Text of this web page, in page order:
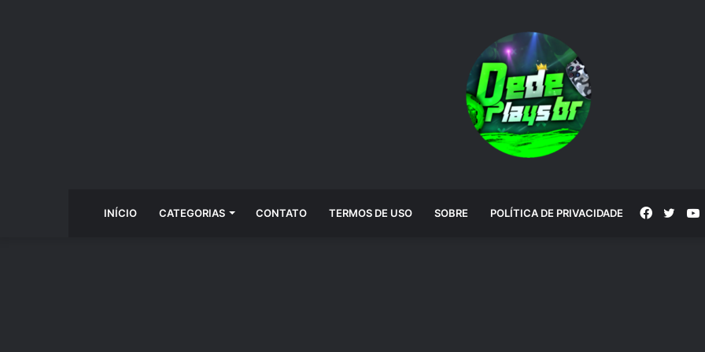
INÍCIO CATEGORIAS CONTATO TERMOS DE USO SOBRE POLÍTICA DE PRIVACIDADE Facebook